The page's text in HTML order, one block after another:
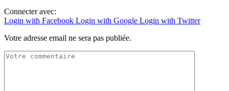
Connecter avec:
Login with Facebook Login with Google Login with Twitter
Votre adresse email ne sera pas publiée.